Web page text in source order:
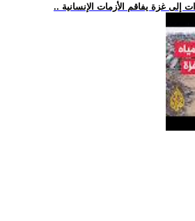
إلى غزة يفاقم الأزمات الإنسانية